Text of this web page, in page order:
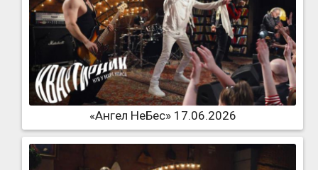
«Ангел НеБес» 17.06.2026